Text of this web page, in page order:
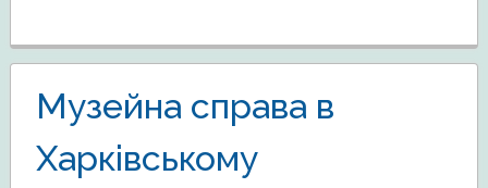
Музейна справа в
Харківському